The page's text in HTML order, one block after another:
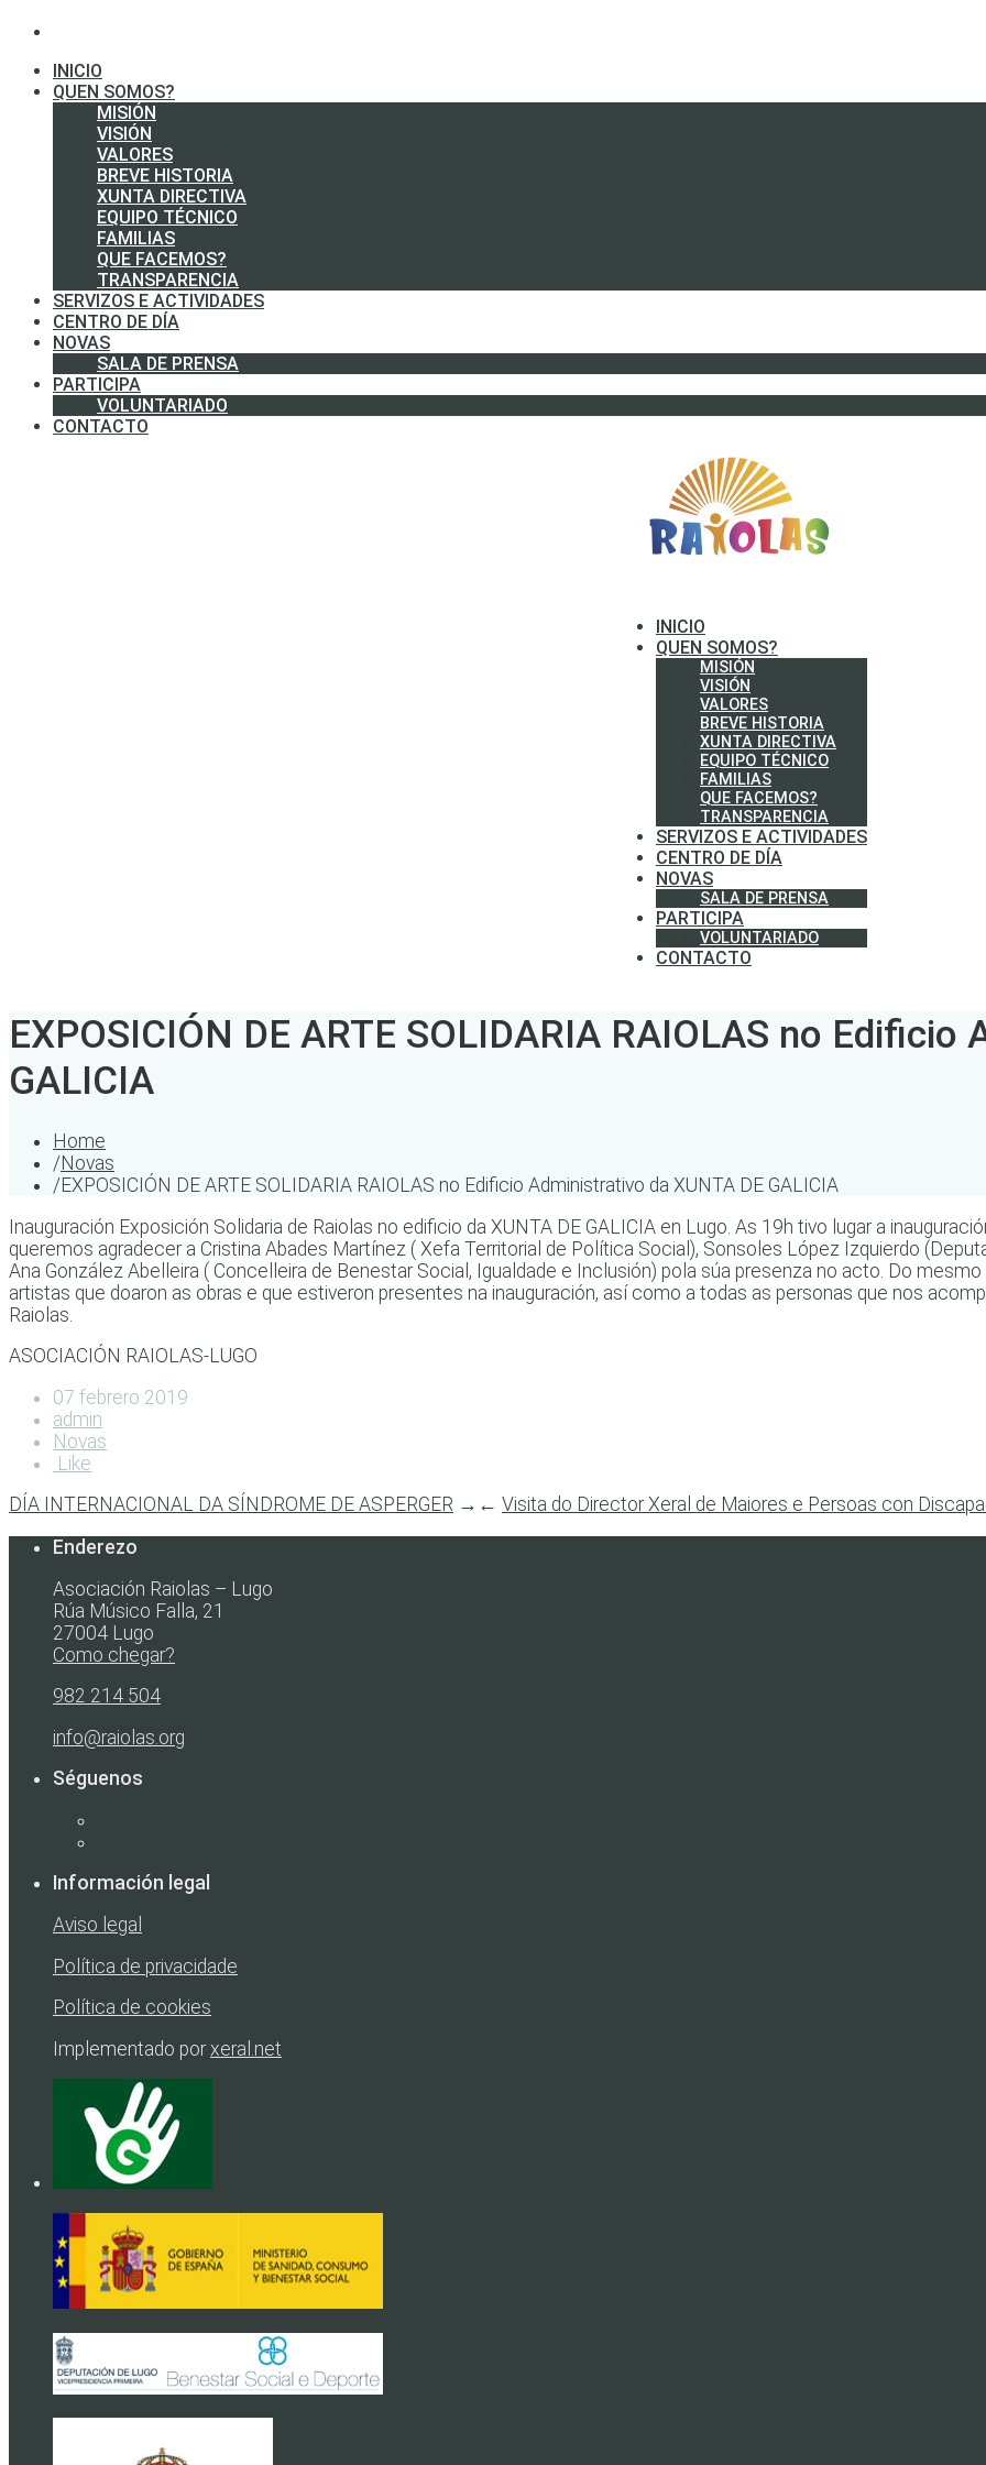
INICIO
QUEN SOMOS?
MISIÓN
VISIÓN
VALORES
BREVE HISTORIA
XUNTA DIRECTIVA
EQUIPO TÉCNICO
FAMILIAS
QUE FACEMOS?
TRANSPARENCIA
SERVIZOS E ACTIVIDADES
CENTRO DE DÍA
NOVAS
SALA DE PRENSA
PARTICIPA
VOLUNTARIADO
CONTACTO
INICIO
QUEN SOMOS?
MISIÓN
VISIÓN
VALORES
BREVE HISTORIA
XUNTA DIRECTIVA
EQUIPO TÉCNICO
FAMILIAS
QUE FACEMOS?
TRANSPARENCIA
SERVIZOS E ACTIVIDADES
CENTRO DE DÍA
NOVAS
SALA DE PRENSA
PARTICIPA
VOLUNTARIADO
CONTACTO
EXPOSICIÓN DE ARTE SOLIDARIA RAIOLAS no
GALICIA
Home
/Novas
/EXPOSICIÓN DE ARTE SOLIDARIA RAIOLAS no Edificio Administrativo da XUNTA DE GALICIA
Inauguración Exposición Solidaria de Raiolas no edificio da XUNTA DE GALICIA en Lugo. As 19h tivo lugar a
queremos agradecer a Cristina Abades Martínez ( Xefa Territorial de Política Social), Sonsoles López Izquierdo
Ana González Abelleira ( Concelleira de Benestar Social, Igualdade e Inclusión) pola súa presenza no acto. Do
artistas que doaron as obras e que estiveron presentes na inauguración, así como a todas as personas que nos
Raiolas.
ASOCIACIÓN RAIOLAS-LUGO
07 febrero 2019
admin
Novas
Like
DÍA INTERNACIONAL DA SÍNDROME DE ASPERGER → ← Visita do Director Xeral de Maiores e Persoas con
Enderezo
Asociación Raiolas – Lugo
Rúa Músico Falla, 21
27004 Lugo
Como chegar?
982 214 504
info@raiolas.org
Séguenos
Información legal
Aviso legal
Política de privacidade
Política de cookies
Implementado porxeral.net